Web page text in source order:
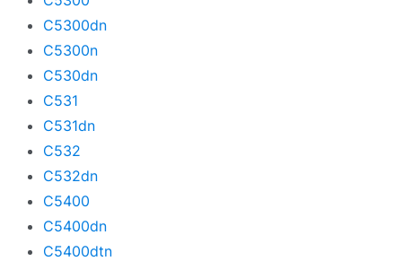
C5300dn
C5300n
C530dn
C531
C531dn
C532
C532dn
C5400
C5400dn
C5400dtn